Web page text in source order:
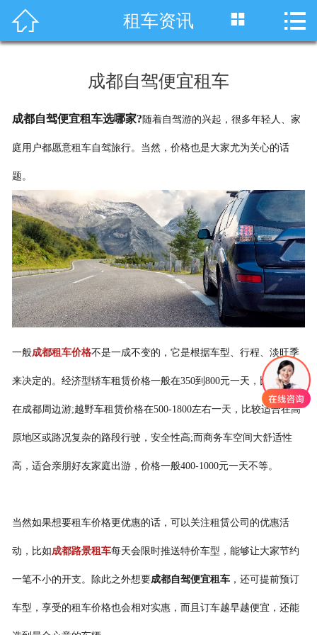
 首页
川藏线租车
租车资讯
租车价格
成功案例
关于我们
联系我们
 租车资讯  
成都自驾便宜租车
成都自驾便宜租车选哪家? 随着自驾游的兴起，很多年轻人、家
庭用户都愿意租车自驾旅行。当然，价格也是大家尤为关心的话
题。
一般成都租车价格不是一成不变的，它是根据车型、行程、淡旺季
来决定的。 经济型轿车租赁价格一般在350到800元一天，比较适合
在成都周边游;越野车租赁价格在500-1800左右一天，比较适合在高
原地区或路况复杂的路段行驶，安全性高;而商务车空间大舒适性
高，适合亲朋好友家庭出游，价格一般400-1000元一天不等。
当然如果想要租车价格更优惠的话，可以关注租赁公司的优惠活
动，比如成都路景租车每天会限时推送特价车型，能够让大家节约
一笔不小的开支。除此之外想要成都自驾便宜租车，还可提前预订
车型，享受的租车价格也会相对实惠，而且订车越早越便宜，还能